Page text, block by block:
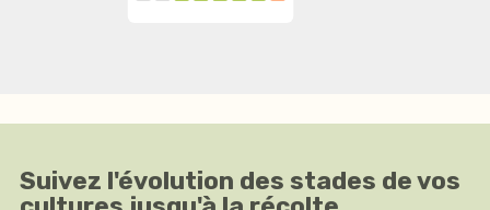
Suivez l'évolution des stades de vos